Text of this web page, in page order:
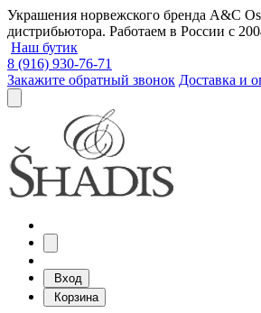
Украшения норвежского бренда A&C
дистрибьютора. Работаем в России с
Наш бутик
8 (916) 930-76-71
Закажите обратный звонок Доставка и
Вход
Корзина